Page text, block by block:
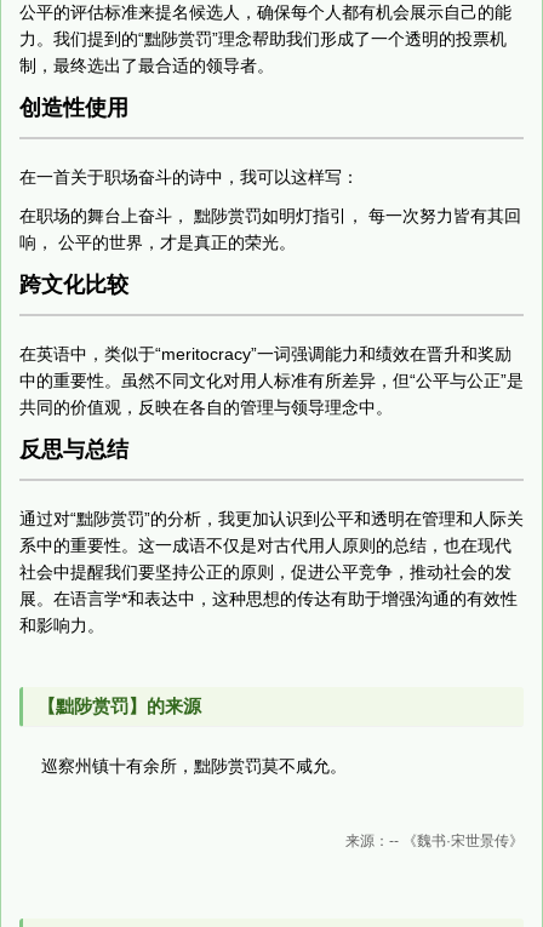
公平的评估标准来提名候选人，确保每个人都有机会展示自己的能
力。我们提到的“黜陟赏罚”理念帮助我们形成了一个透明的投票机
制，最终选出了最合适的领导者。
创造性使用
在一首关于职场奋斗的诗中，我可以这样写：
在职场的舞台上奋斗， 黜陟赏罚如明灯指引， 每一次努力皆有其回
响， 公平的世界，才是真正的荣光。
跨文化比较
在英语中，类似于“meritocracy”一词强调能力和绩效在晋升和奖励
中的重要性。虽然不同文化对用人标准有所差异，但“公平与公正”是
共同的价值观，反映在各自的管理与领导理念中。
反思与总结
通过对“黜陟赏罚”的分析，我更加认识到公平和透明在管理和人际关
系中的重要性。这一成语不仅是对古代用人原则的总结，也在现代
社会中提醒我们要坚持公正的原则，促进公平竞争，推动社会的发
展。在语言学*和表达中，这种思想的传达有助于增强沟通的有效性
和影响力。
【黜陟赏罚】的来源
巡察州镇十有余所，黜陟赏罚莫不咸允。
来源：-- 《魏书·宋世景传》